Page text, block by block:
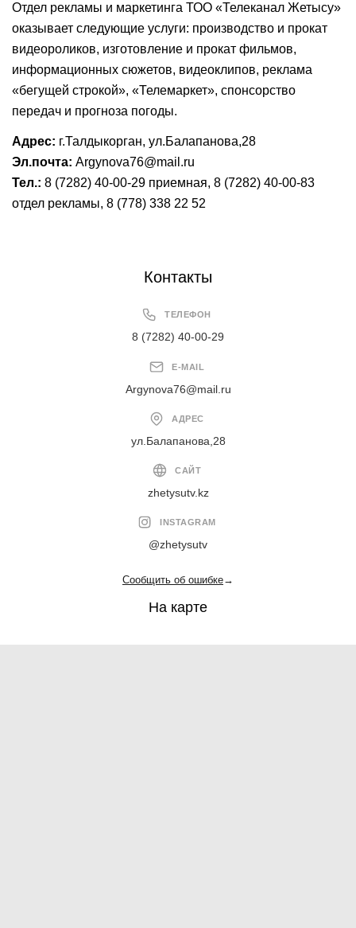
Отдел рекламы и маркетинга ТОО «Телеканал Жетысу»
оказывает следующие услуги: производство и прокат
видеороликов, изготовление и прокат фильмов,
информационных сюжетов, видеоклипов, реклама
«бегущей строкой», «Телемаркет», спонсорство
передач и прогноза погоды.
Адрес: г.Талдыкорган, ул.Балапанова,28
Эл.почта: Argynova76@mail.ru
Тел.: 8 (7282) 40-00-29 приемная, 8 (7282) 40-00-83
отдел рекламы, 8 (778) 338 22 52
Контакты
ТЕЛЕФОН
8 (7282) 40-00-29
E-MAIL
Argynova76@mail.ru
АДРЕС
ул.Балапанова,28
САЙТ
zhetysutv.kz
INSTAGRAM
@zhetysutv
Сообщить об ошибке→
На карте